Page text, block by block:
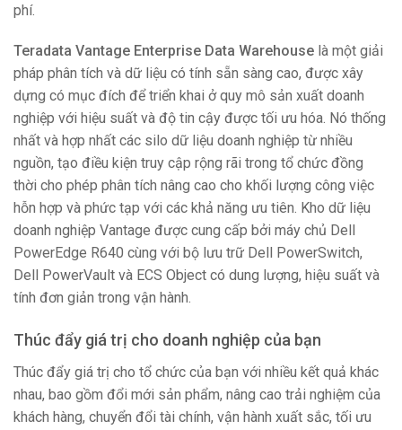
phí.
Teradata Vantage Enterprise Data Warehouse là một giải
pháp phân tích và dữ liệu có tính sẵn sàng cao, được xây
dựng có mục đích để triển khai ở quy mô sản xuất doanh
nghiệp với hiệu suất và độ tin cậy được tối ưu hóa. Nó thống
nhất và hợp nhất các silo dữ liệu doanh nghiệp từ nhiều
nguồn, tạo điều kiện truy cập rộng rãi trong tổ chức đồng
thời cho phép phân tích nâng cao cho khối lượng công việc
hỗn hợp và phức tạp với các khả năng ưu tiên. Kho dữ liệu
doanh nghiệp Vantage được cung cấp bởi máy chủ Dell
PowerEdge R640 cùng với bộ lưu trữ Dell PowerSwitch,
Dell PowerVault và ECS Object có dung lượng, hiệu suất và
tính đơn giản trong vận hành.
Thúc đẩy giá trị cho doanh nghiệp của bạn
Thúc đẩy giá trị cho tổ chức của bạn với nhiều kết quả khác
nhau, bao gồm đổi mới sản phẩm, nâng cao trải nghiệm của
khách hàng, chuyển đổi tài chính, vận hành xuất sắc, tối ưu